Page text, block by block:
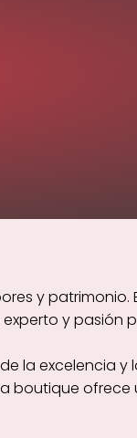
y
y pasión
la excelencia y
boutique ofrece